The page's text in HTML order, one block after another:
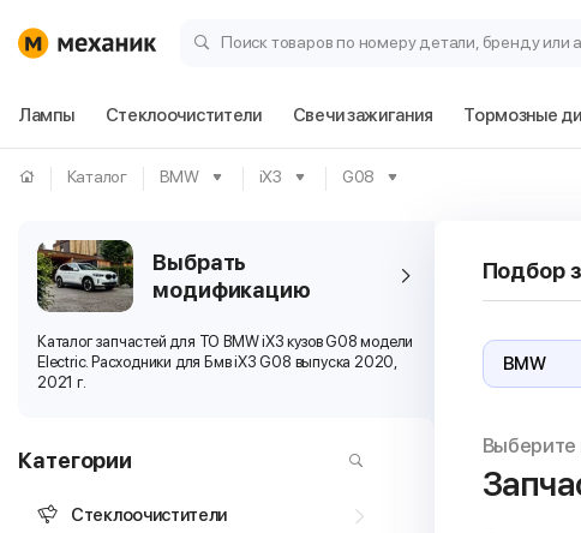
Поиск товаров по номеру детали, бренду или
Лампы Стеклоочистители Свечи зажигания Тормозные
Каталог BMW iX3 G08
Выбрать
модификацию
Каталог запчастей для ТО BMW iX3 кузов G08 модели
Electric. Расходники для Бмв iX3 G08 выпуска 2020,
2021 г.
Категории
Стеклоочистители
Подбор